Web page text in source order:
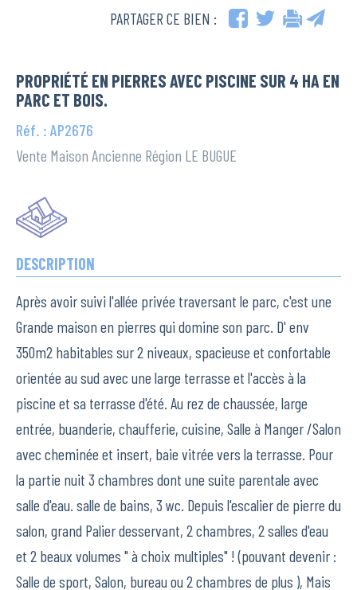
PARTAGER CE BIEN :
PROPRIÉTÉ EN PIERRES AVEC PISCINE SUR 4 HA EN
PARC ET BOIS.
Réf. : AP2676
Vente Maison Ancienne Région LE BUGUE
DESCRIPTION
Après avoir suivi l'allée privée traversant le parc, c'est une
Grande maison en pierres qui domine son parc. D' env
350m2 habitables sur 2 niveaux, spacieuse et confortable
orientée au sud avec une large terrasse et l'accès à la
piscine et sa terrasse d'été. Au rez de chaussée, large
entrée, buanderie, chaufferie, cuisine, Salle à Manger /Salon
avec cheminée et insert, baie vitrée vers la terrasse. Pour
la partie nuit 3 chambres dont une suite parentale avec
salle d'eau. salle de bains, 3 wc. Depuis l'escalier de pierre du
salon, grand Palier desservant, 2 chambres, 2 salles d'eau
et 2 beaux volumes " à choix multiples" ! (pouvant devenir :
Salle de sport, Salon, bureau ou 2 chambres de plus ), Mais